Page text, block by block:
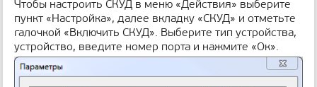
ц
ы
Чтобы настроить СКУД в меню «Действия» выберите
пункт «Настройка», далее вкладку «СКУД» и отметьте
галочкой «Включить СКУД». Выберите тип устройства,
устройство, введите номер порта и нажмите «Ок».